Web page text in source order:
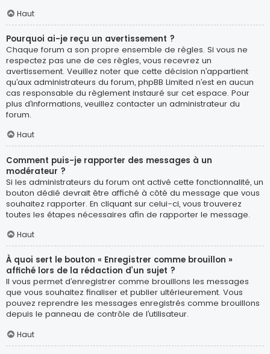
Haut
Pourquoi ai-je reçu un avertissement ?
Chaque forum a son propre ensemble de règles. Si vous ne
respectez pas une de ces règles, vous recevrez un
avertissement. Veuillez noter que cette décision n’appartient
qu’aux administrateurs du forum, phpBB Limited n’est en aucun
cas responsable du règlement instauré sur cet espace. Pour
plus d’informations, veuillez contacter un administrateur du
forum.
Haut
Comment puis-je rapporter des messages à un
modérateur ?
Si les administrateurs du forum ont activé cette fonctionnalité, un
bouton dédié devrait être affiché à côté du message que vous
souhaitez rapporter. En cliquant sur celui-ci, vous trouverez
toutes les étapes nécessaires afin de rapporter le message.
Haut
À quoi sert le bouton « Enregistrer comme brouillon »
affiché lors de la rédaction d’un sujet ?
Il vous permet d’enregistrer comme brouillons les messages
que vous souhaitez finaliser et publier ultérieurement. Vous
pouvez reprendre les messages enregistrés comme brouillons
depuis le panneau de contrôle de l’utilisateur.
Haut